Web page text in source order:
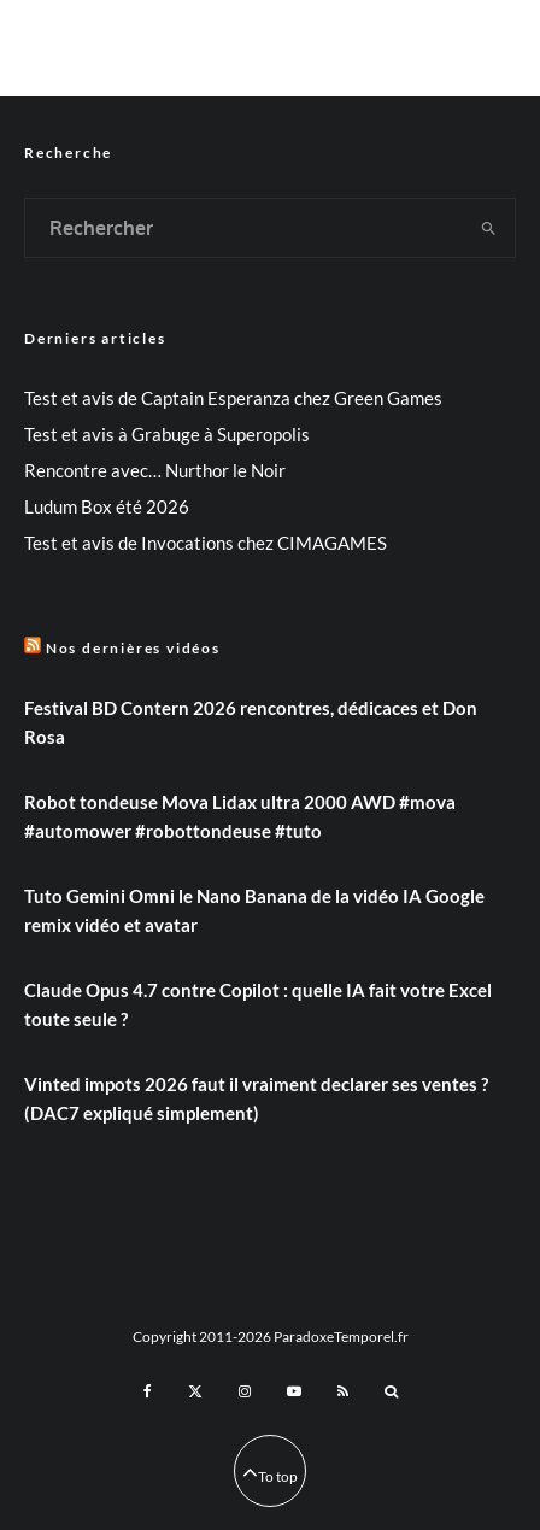
Recherche
Derniers articles
Test et avis de Captain Esperanza chez Green Games
Test et avis à Grabuge à Superopolis
Rencontre avec… Nurthor le Noir
Ludum Box été 2026
Test et avis de Invocations chez CIMAGAMES
Nos dernières vidéos
Festival BD Contern 2026 rencontres, dédicaces et Don
Rosa
Robot tondeuse Mova Lidax ultra 2000 AWD #mova
#automower #robottondeuse #tuto
Tuto Gemini Omni le Nano Banana de la vidéo IA Google
remix vidéo et avatar
Claude Opus 4.7 contre Copilot : quelle IA fait votre Excel
toute seule ?
Vinted impots 2026 faut il vraiment declarer ses ventes ?
(DAC7 expliqué simplement)
Copyright 2011-2026 ParadoxeTemporel.fr
To top